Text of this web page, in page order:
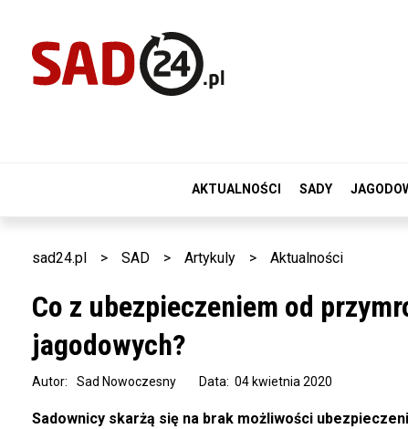
AKTUALNOŚCI SADY
sad24.pl > SAD > Artykuly > Aktualności
Co z ubezpieczeniem od
jagodowych?
Data: 04 kwietnia 2020
Autor: Sad Nowoczesny
Sadownicy skarżą się na brak możliwości